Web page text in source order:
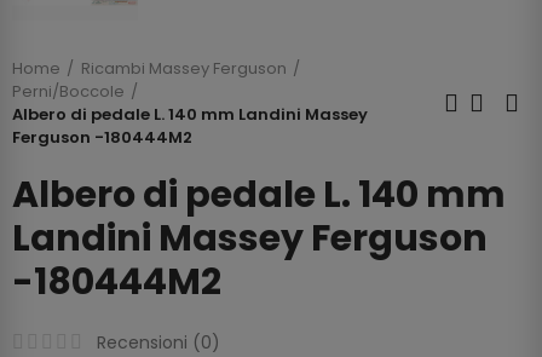
Home
Ricambi Massey Ferguson
Perni/Boccole
Albero di pedale L. 140 mm Landini Massey
Ferguson -180444M2
Albero di pedale L. 140 mm
Landini Massey Ferguson
-180444M2
Recensioni (0)